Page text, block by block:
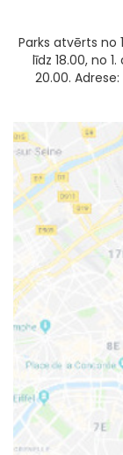
Parks atvērts no
līdz 18.00, no
20.00.